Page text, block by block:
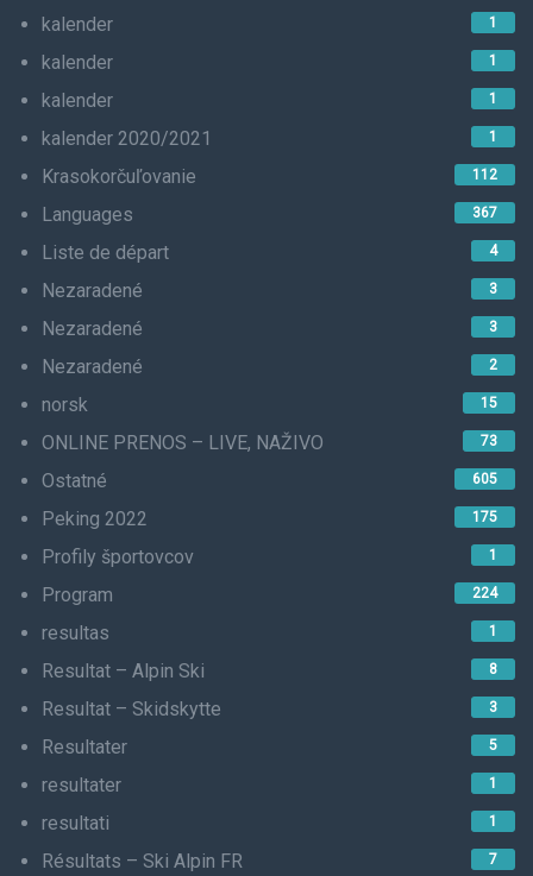
kalender 1
kalender 1
kalender 1
kalender 2020/2021 1
Krasokorčuľovanie 112
Languages 367
Liste de départ 4
Nezaradené 3
Nezaradené 3
Nezaradené 2
norsk 15
ONLINE PRENOS – LIVE, NAŽIVO 73
Ostatné 605
Peking 2022 175
Profily športovcov 1
Program 224
resultas 1
Resultat – Alpin Ski 8
Resultat – Skidskytte 3
Resultater 5
resultater 1
resultati 1
Résultats – Ski Alpin FR 7